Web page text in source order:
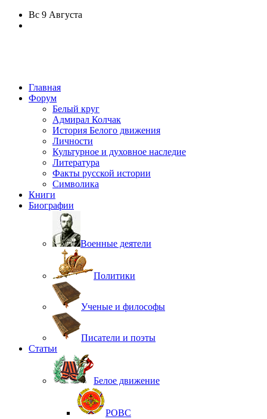
Вс 9 Августа
Главная
Форум
Белый круг
Адмирал Колчак
История Белого движения
Личности
Культурное и духовное наследие
Литература
Факты русской истории
Символика
Книги
Биографии
Военные деятели
Политики
Ученые и философы
Писатели и поэты
Статьи
Белое движение
РОВС